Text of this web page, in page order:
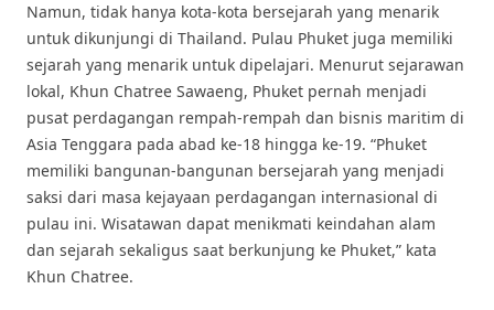
Namun, tidak hanya kota-kota bersejarah yang menarik
untuk dikunjungi di Thailand. Pulau Phuket juga memiliki
sejarah yang menarik untuk dipelajari. Menurut sejarawan
lokal, Khun Chatree Sawaeng, Phuket pernah menjadi
pusat perdagangan rempah-rempah dan bisnis maritim di
Asia Tenggara pada abad ke-18 hingga ke-19. “Phuket
memiliki bangunan-bangunan bersejarah yang menjadi
saksi dari masa kejayaan perdagangan internasional di
pulau ini. Wisatawan dapat menikmati keindahan alam
dan sejarah sekaligus saat berkunjung ke Phuket,” kata
Khun Chatree.